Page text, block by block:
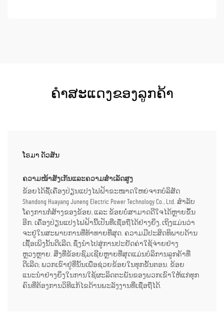
ຄຳສະແດງຂອງລູກຄ້າ
ໂຣມາ ດັວສັນ
ຄວາມໜ້າສັງເກັນແລະຄວາມສຳເລັດສູງ
ຂ້ອຍໄດ້ຊື້ເຄື່ອງປ່ຽນແປງໄຟຟ້າຂະໜາດໃຫຍ່ຈາກບໍລິສັດ
Shandong Huayang Juneng Electric Power Technology Co., Ltd. ສຳລັບ
ໂຄງການກໍ່ສ້າງຂອງຂ້ອຍ, ແລະ ຂ້ອຍບໍ່ສາມາດດີໃຈໄດ້ຫຼາຍຂຶ້ນ
ອີກ. ເຄື່ອງປ່ຽນແປງໄຟຟ້ານີ້ເປັນທີ່ເຊື່ອຖືໄດ້ຢ່າງຍິ່ງ, ເຖິງແມ່ນວ່າ
ຈະຢູ່ໃນສະພາບການທີ່ທ້າທາຍທີ່ສຸດ. ຄວາມມີປະສິດທິພາບດ້ານ
ເຊື້ອເພິງນັ້ນດີເລີດ, ຊຶ່ງນຳໄປສູ່ການປະຢັດຄ່າໃຊ້ຈ່າຍຢ່າງ
ຫຼວງຫຼາຍ. ສິ່ງທີ່ຂ້ອຍຊົມເຊີຍຫຼາຍທີ່ສຸດແມ່ນບໍລິການລູກຄ້າທີ່
ດີເລີດ; ພວກເຂົາຢູ່ທີ່ນັ້ນເພື່ອຊ່ວຍຂ້ອຍໃນທຸກຂັ້ນຕອນ. ຂ້ອຍ
ແນະນຳຢ່າງຍິ່ງໃນການໃຊ້ຜະລິດຕະພັນຂອງພວກເຂົາໃຫ້ແກ່ທຸກ
ຄົນທີ່ຕ້ອງການວິທີແກ້ໄຂດ້ານພະລັງງານທີ່ເຊື່ອຖືໄດ້.